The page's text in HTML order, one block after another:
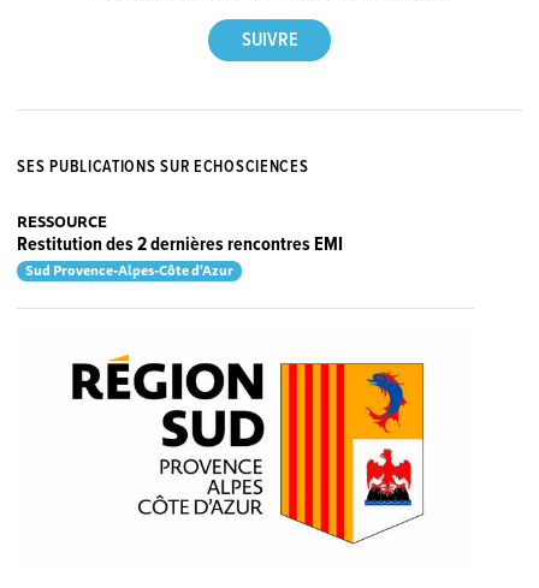
SES PUBLICATIONS SUR ECHOSCIENCES
RESSOURCE
Restitution des 2 dernières rencontres EMI
Sud Provence-Alpes-Côte d'Azur